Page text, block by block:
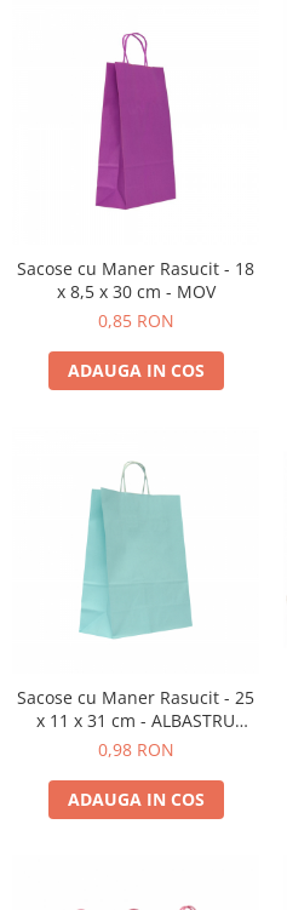
Sacose cu Maner Rasucit - 18
x 8,5 x 30 cm - MOV
0,85 RON
ADAUGA IN COS
Sacose cu Maner Rasucit - 25
x 11 x 31 cm - ALBASTRU
DESCHIS
0,98 RON
ADAUGA IN COS